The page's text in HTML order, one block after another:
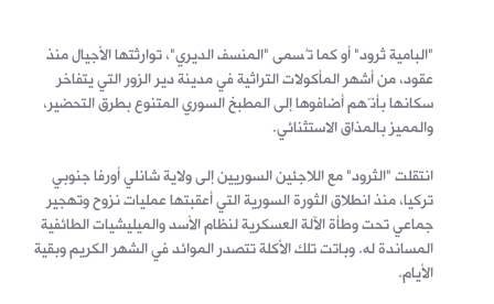
"البامية ثرود" أو كما تُسمى "المنسف الديري"، توارثتها الأجيال منذ
عقود، من أشهر المأكولات التراثية في مدينة دير الزور التي يتفاخر
سكانها بأنّهم أضافوها إلى المطبخ السوري المتنوع بطرق التحضير،
والمميز بالمذاق الاستثنائي.
انتقلت "الثرود" مع اللاجئين السوريين إلى ولاية شانلي أورفا جنوبي
تركيا، منذ انطلاق الثورة السورية التي أعقبتها عمليات نزوح وتهجير
جماعي تحت وطأة الآلة العسكرية لنظام الأسد والميليشيات الطائفية
المساندة له. وباتت تلك الأكلة تتصدر الموائد في الشهر الكريم وبقية
الأيام.